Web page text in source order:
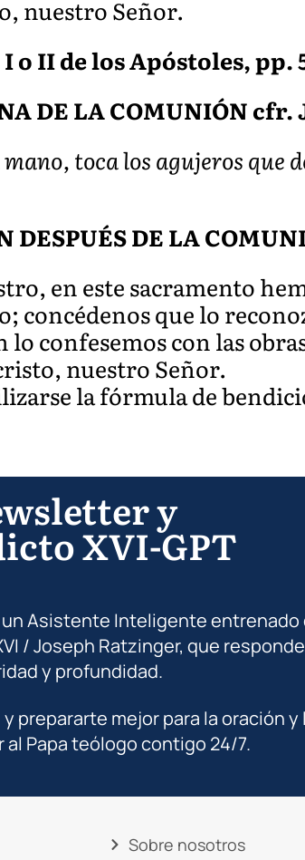
nuestro Señor.
o II de los Apóstoles, pp.
DE LA COMUNIÓN cfr.
toca los agujeros que
DESPUÉS DE LA
en este sacramento
concédenos que lo
lo confesemos con las
nuestro Señor.
la fórmula de
y
XVI-GPT
Asistente Inteligente entrenado
/ Joseph Ratzinger, que
y profundidad.
prepararte mejor para la oración y
al Papa teólogo contigo 24/7.
Sobre nosotros